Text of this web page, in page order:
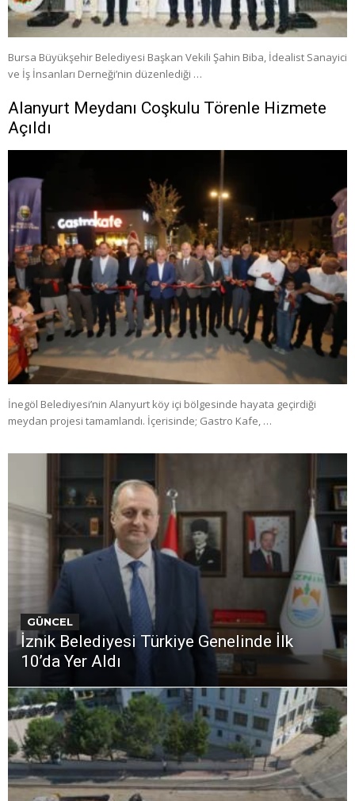
Bursa Büyükşehir Belediyesi Başkan Vekili Şahin Biba, İdealist Sanayici
ve İş İnsanları Derneği’nin düzenlediği …
Alanyurt Meydanı Coşkulu Törenle Hizmete
Açıldı
İnegöl Belediyesi’nin Alanyurt köy içi bölgesinde hayata geçirdiği
meydan projesi tamamlandı. İçerisinde; Gastro Kafe, …
GÜNCEL
İznik Belediyesi Türkiye Genelinde İlk
10’da Yer Aldı